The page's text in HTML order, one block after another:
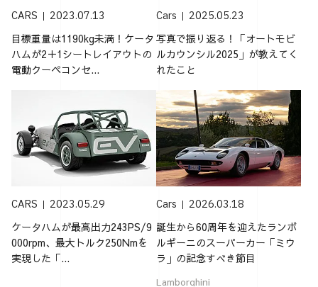
CARS 2023.07.13
目標重量は1190kg未満！ケータ
ハムが2＋1シートレイアウトの
電動クーペコンセ...
Cars 2025.05.23
写真で振り返る！「オートモビ
ルカウンシル2025」が教えてく
れたこと
CARS 2023.05.29
ケータハムが最高出力243PS/9
000rpm、最大トルク250Nmを
実現した「...
Cars 2026.03.18
誕生から60周年を迎えたランボ
ルギーニのスーパーカー「ミウ
ラ」の記念すべき節目
Lamborghini